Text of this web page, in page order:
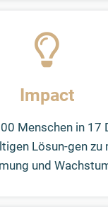
Impact
Menschen in 17
Lösun-gen zu
und